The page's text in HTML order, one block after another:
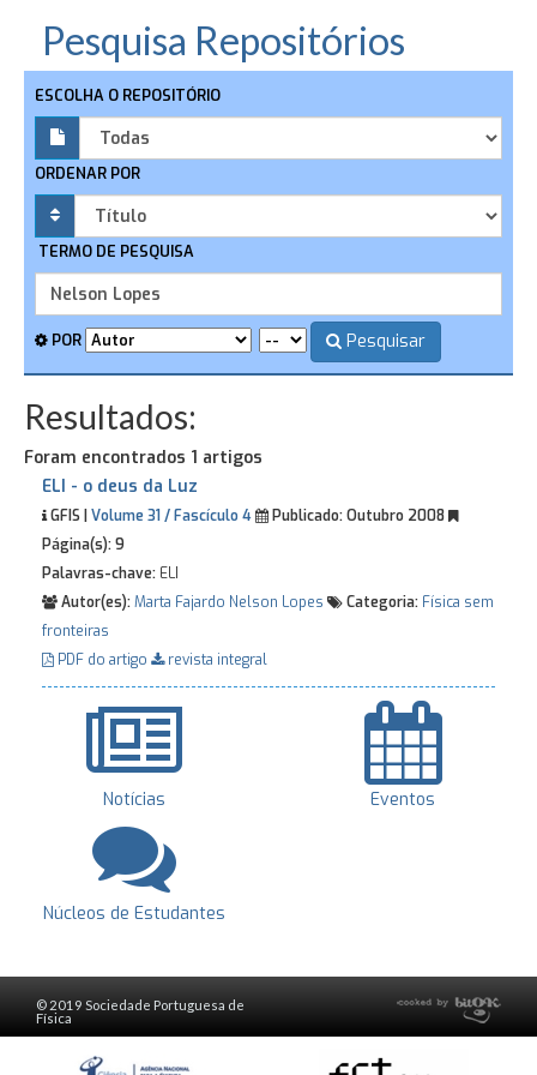
Pesquisa Repositórios
ESCOLHA O REPOSITÓRIO
ORDENAR POR
TERMO DE PESQUISA
POR Pesquisar
Resultados:
Foram encontrados 1 artigos
ELI - o deus da Luz
GFIS | Volume 31 / Fascículo 4 Publicado:Outubro 2008
Página(s):9
Palavras-chave: ELI
Autor(es):Marta Fajardo Nelson Lopes Categoria: Física sem
fronteiras
PDF do artigo
revista integral
Notícias Eventos
Núcleos de Estudantes
© 2019 Sociedade Portuguesa de
Física